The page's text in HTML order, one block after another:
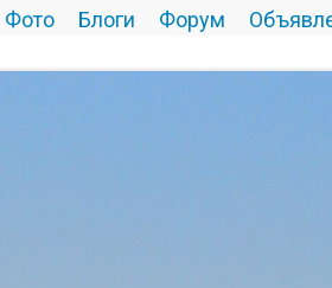
Фото Блоги Форум